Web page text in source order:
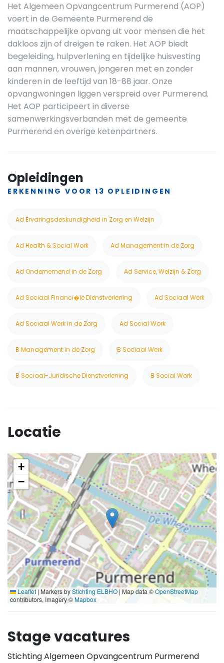
Het Algemeen Opvangcentrum Purmerend (AOP)
voert in de Gemeente Purmerend de
maatschappelijke opvang uit voor mensen die het
dakloos zijn of dreigen te raken. Het AOP biedt
begeleiding, hulpverlening en tijdelijke huisvesting
aan mannen, vrouwen, jongeren met en zonder
kinderen in de leeftijd van 18-88 jaar. Onze
opvangwoningen liggen verspreid over Purmerend.
Het AOP participeert in diverse
samenwerkingsverbanden met de gemeente
Purmerend en overige ketenpartners.
Opleidingen
ERKENNING VOOR 13 OPLEIDINGEN
Ad Ervaringsdeskundigheid in Zorg en Welzijn
Ad Health & Social Work Ad Management in de Zorg
Ad Ondernemend in de Zorg Ad Service, Welzijn & Zorg
Ad Sociaal Financi�le Dienstverlening Ad Sociaal Werk
Ad Sociaal Werk in de Zorg Ad Social Work
B Management in de Zorg B Sociaal Werk
B Sociaal-Juridische Dienstverlening B Social Work
Locatie
+
−
Leaflet | Markers byStichting ELBHO | Map data ©OpenStreetMap
contributors, Imagery ©Mapbox
Stage vacatures
Stichting Algemeen Opvangcentrum Purmerend